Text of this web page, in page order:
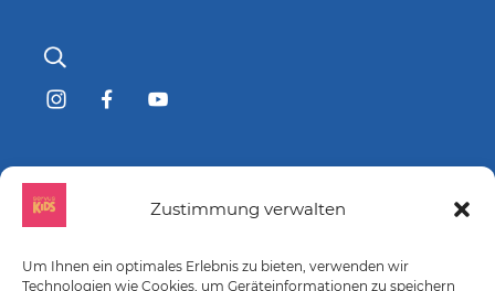
Zustimmung verwalten
Um Ihnen ein optimales Erlebnis zu bieten, verwenden wir
Technologien wie Cookies, um Geräteinformationen zu speichern
GEFÖRDERT DURCH: